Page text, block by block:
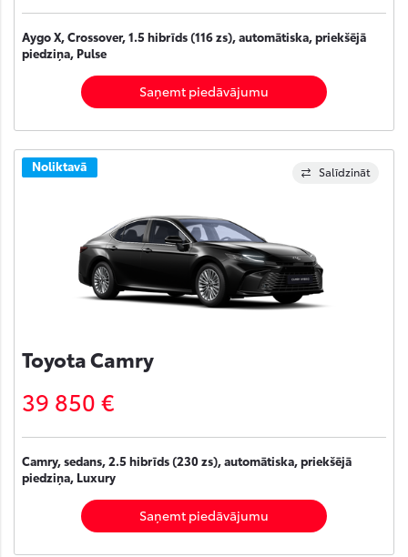
Aygo X, Crossover, 1.5 hibrīds (116 zs), automātiska, priekšējā
piedziņa, Pulse
Saņemt piedāvājumu
Salīdzināt
Noliktavā
Toyota Camry
39 850 €
Camry, sedans, 2.5 hibrīds (230 zs), automātiska, priekšējā
piedziņa, Luxury
Saņemt piedāvājumu